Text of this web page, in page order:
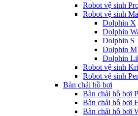
Robot vệ sinh
Robot vệ sinh
Dolphin X
Dolphin
Dolphin S
Dolphin M
Dolphin
Robot vệ sinh
Robot vệ sinh
Bàn chải hồ bơi
Bàn chải hồ bơi
Bàn chải hồ bơi
Bàn chải hồ bơi